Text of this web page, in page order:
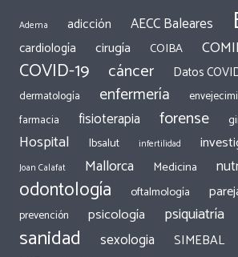
Adema adicción AECC Baleares
cardiología cirugía COIBA
COVID-19 cáncer Datos
dermatología
enfermería
farmacia fisioterapia forense
Hospital Ibsalut infertilidad
Joan Calafat Mallorca Medicina
odontología oftalmología
prevención psicología psiquiatría
sanidad sexologia SIMEBAL